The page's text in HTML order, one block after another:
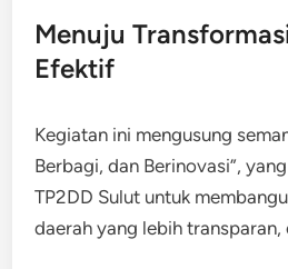
Menuju
Efektif
Kegiatan ini mengusung
Berbagi, dan Berinovasi”,
TP2DD Sulut untuk
daerah yang lebih transparan,